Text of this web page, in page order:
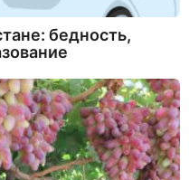
бедность,